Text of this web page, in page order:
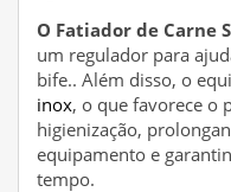
O Fatiador de Carne
um regulador para
bife.. Além disso, o
inox, o que favorece o
higienização,
equipamento e
tempo.